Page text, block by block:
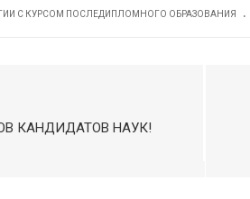
С КУРСОМ ПОСЛЕДИПЛОМНОГО ОБРАЗОВАНИЯ .
КАНДИДАТОВ НАУК!